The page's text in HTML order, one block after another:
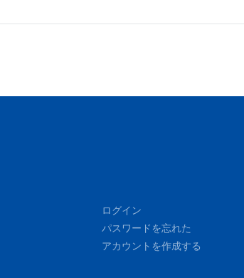
ログイン
パスワードを忘れた
アカウントを作成する